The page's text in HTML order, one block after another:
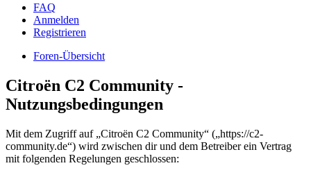
FAQ
Anmelden
Registrieren
Foren-Übersicht
Citroën C2 Community -
Nutzungsbedingungen
Mit dem Zugriff auf „Citroën C2 Community“ („https://c2-
community.de“) wird zwischen dir und dem Betreiber ein Vertrag
mit folgenden Regelungen geschlossen: